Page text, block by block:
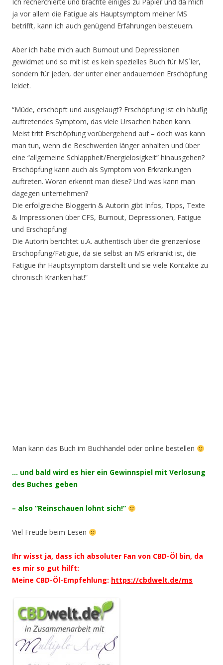
ja vor allem die Fatigue als Hauptsymptom meiner MS
betrifft, kann ich auch genügend Erfahrungen beisteuern.
Aber ich habe mich auch Burnout und Depressionen
gewidmet und so mit ist es kein spezielles Buch für MS`ler,
sondern für jeden, der unter einer andauernden Erschöpfung
leidet.
“Müde, erschöpft und ausgelaugt? Erschöpfung ist ein häufig
auftretendes Symptom, das viele Ursachen haben kann.
Meist tritt Erschöpfung vorübergehend auf – doch was kann
man tun, wenn die Beschwerden länger anhalten und über
eine “allgemeine Schlappheit/Energielosigkeit” hinausgehen?
Erschöpfung kann auch als Symptom von Erkrankungen
auftreten. Woran erkennt man diese? Und was kann man
dagegen unternehmen?
Die erfolgreiche Bloggerin & Autorin gibt Infos, Tipps, Texte
& Impressionen über CFS, Burnout, Depressionen, Fatigue
und Erschöpfung!
Die Autorin berichtet u.A. authentisch über die grenzenlose
Erschöpfung/Fatigue, da sie selbst an MS erkrankt ist, die
Fatigue ihr Hauptsymptom darstellt und sie viele Kontakte zu
chronisch Kranken hat!”
Man kann das Buch im Buchhandel oder online bestellen
… und bald wird es hier ein Gewinnspiel mit Verlosung
des Buches geben
– also “Reinschauen lohnt sich!”
Viel Freude beim Lesen
Ihr wisst ja, dass ich absoluter Fan von CBD-Öl bin, da
es mir so gut hilft:
Meine CBD-Öl-Empfehlung: https://cbdwelt.de/ms